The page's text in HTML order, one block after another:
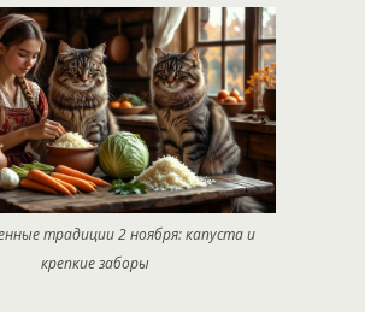
традиции 2 ноября: капуста и
крепкие заборы